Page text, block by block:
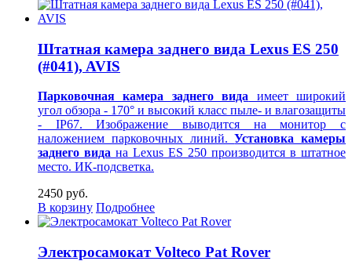
Штатная камера заднего вида Lexus ES 250
(#041), AVIS
Парковочная камера заднего вида имеет широкий
угол обзора - 170° и высокий класс пыле- и влагозащиты
- IP67. Изображение выводится на монитор с
наложением парковочных линий.Установка камеры
заднего вида на Lexus ES 250 производится в штатное
место. ИК-подсветка.
2450 руб.
В корзину Подробнее
Электросамокат Volteco Pat Rover